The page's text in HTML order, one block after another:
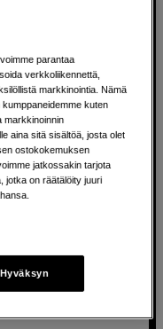
parantaa
verkkoliikennettä,
markkinointia. Nämä
kuten
markkinoinnin
aina sitä sisältöä, josta olet
ostokokemuksen
jatkossakin tarjota
jotka on räätälöity juuri
Hyväksyn